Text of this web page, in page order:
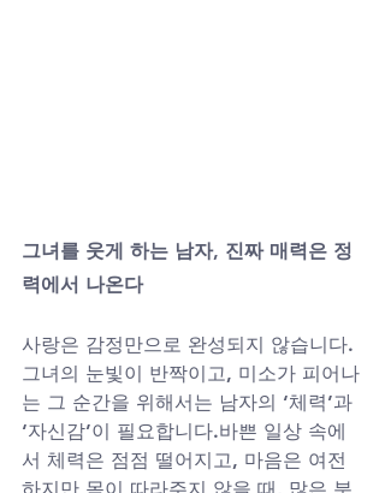
그녀를 웃게 하는 남자, 진짜 매력은 정
력에서 나온다
사랑은 감정만으로 완성되지 않습니다.
그녀의 눈빛이 반짝이고, 미소가 피어나
는 그 순간을 위해서는 남자의 ‘체력’과
‘자신감’이 필요합니다.바쁜 일상 속에
서 체력은 점점 떨어지고, 마음은 여전